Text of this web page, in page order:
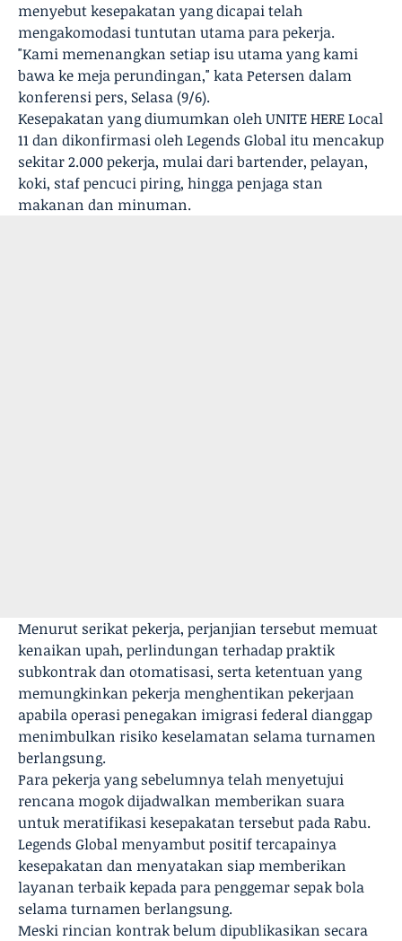
menyebut kesepakatan yang dicapai telah
mengakomodasi tuntutan utama para pekerja.
"Kami memenangkan setiap isu utama yang kami
bawa ke meja perundingan," kata Petersen dalam
konferensi pers, Selasa (9/6).
Kesepakatan yang diumumkan oleh UNITE HERE Local
11 dan dikonfirmasi oleh Legends Global itu mencakup
sekitar 2.000 pekerja, mulai dari bartender, pelayan,
koki, staf pencuci piring, hingga penjaga stan
makanan dan minuman.
Menurut serikat pekerja, perjanjian tersebut memuat
kenaikan upah, perlindungan terhadap praktik
subkontrak dan otomatisasi, serta ketentuan yang
memungkinkan pekerja menghentikan pekerjaan
apabila operasi penegakan imigrasi federal dianggap
menimbulkan risiko keselamatan selama turnamen
berlangsung.
Para pekerja yang sebelumnya telah menyetujui
rencana mogok dijadwalkan memberikan suara
untuk meratifikasi kesepakatan tersebut pada Rabu.
Legends Global menyambut positif tercapainya
kesepakatan dan menyatakan siap memberikan
layanan terbaik kepada para penggemar sepak bola
selama turnamen berlangsung.
Meski rincian kontrak belum dipublikasikan secara